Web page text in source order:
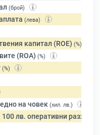
(брой)
(лева)
капитал (ROE) (%)
(ROA) (%)
(%)
на човек (хил. лв.)
лв. оперативни разходи